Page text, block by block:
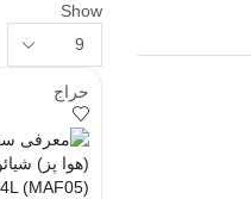
Show
حراج